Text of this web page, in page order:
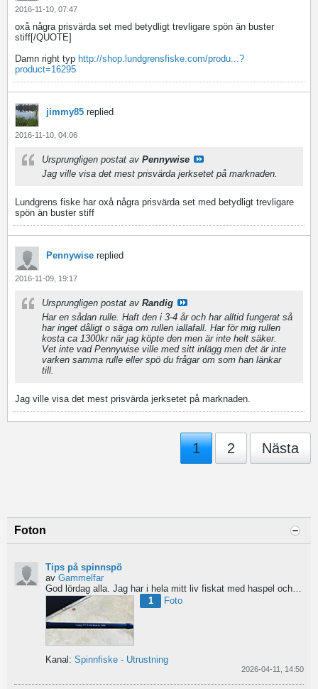
2016-11-10, 07:47
oxå några prisvärda set med betydligt trevligare spön än buster
stiff[/QUOTE]
Damn right typ http://shop.lundgrensfiske.com/produ...?
product=16295
jimmy85 replied
2016-11-10, 04:06
Ursprungligen postat av Pennywise
Jag ville visa det mest prisvärda jerksetet på marknaden.
Lundgrens fiske har oxå några prisvärda set med betydligt trevligare
spön än buster stiff
Pennywise replied
2016-11-09, 19:17
Ursprungligen postat av Randig
Har en sådan rulle. Haft den i 3-4 år och har alltid fungerat så
har inget dåligt o säga om rullen iallafall. Har för mig rullen
kosta ca 1300kr när jag köpte den men är inte helt säker.
Vet inte vad Pennywise ville med sitt inlägg men det är inte
varken samma rulle eller spö du frågar om som han länkar
till.
Jag ville visa det mest prisvärda jerksetet på marknaden.
1 2 Nästa
Foton
Tips på spinnspö
av Gammelfar
God lördag alla. Jag har i hela mitt liv fiskat med haspel och har för något år sedan hittat min...
1
Foto
Kanal: Spinnfiske - Utrustning
2026-04-11, 14:50